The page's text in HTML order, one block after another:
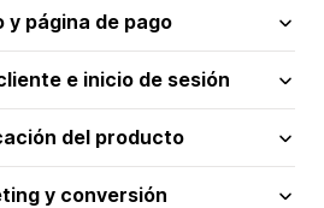
y página de pago
e inicio de sesión
del producto
y conversión